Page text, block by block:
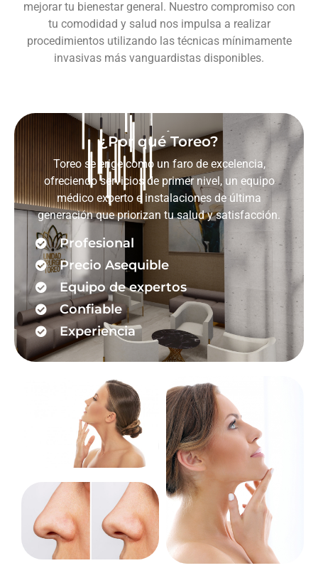
mejorar tu bienestar general. Nuestro compromiso con
tu comodidad y salud nos impulsa a realizar
procedimientos utilizando las técnicas mínimamente
invasivas más vanguardistas disponibles.
¿Por qué Toreo?
Toreo se erige como un faro de excelencia,
ofreciendo servicios de primer nivel, un equipo
médico experto e instalaciones de última
generación que priorizan tu salud y satisfacción.
Profesional
Precio Asequible
Equipo de expertos
Confiable
Experiencia